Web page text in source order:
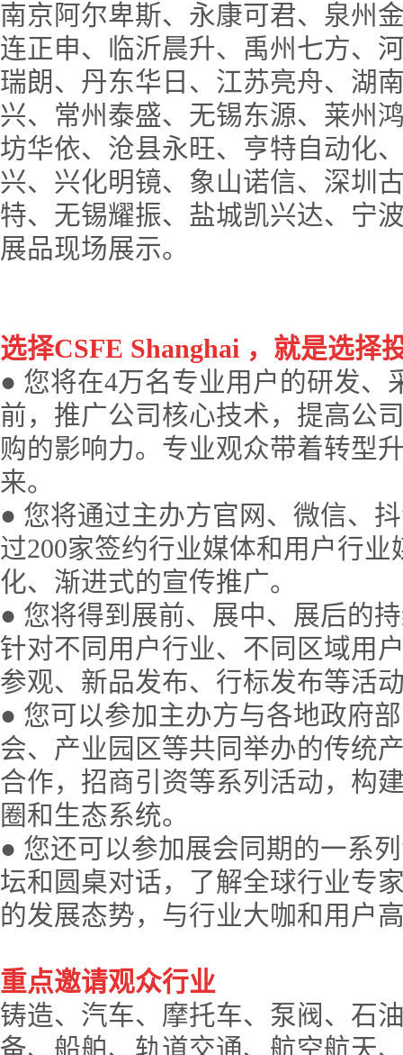
南京阿尔卑斯、永康可君、泉州
连正申、临沂晨升、禹州七方、
瑞朗、丹东华日、江苏亮舟、湖
兴、常州泰盛、无锡东源、莱州
坊华依、沧县永旺、亨特自动化
兴、兴化明镜、象山诺信、深圳
特、无锡耀振、盐城凯兴达、宁
展品现场展示。
选择CSFE Shanghai ，就是选择
● 您将在4万名专业用户的研发、
前，推广公司核心技术，提高公
购的影响力。专业观众带着转型
来。
● 您将通过主办方官网、微信、
过200家签约行业媒体和用户行
化、渐进式的宣传推广。
● 您将得到展前、展中、展后的
针对不同用户行业、不同区域用
参观、新品发布、行标发布等活
● 您可以参加主办方与各地政府
会、产业园区等共同举办的传统
合作，招商引资等系列活动，构
圈和生态系统。
● 您还可以参加展会同期的一系
坛和圆桌对话，了解全球行业专
的发展态势，与行业大咖和用户
重点邀请观众行业
铸造、汽车、摩托车、泵阀、石
备、船舶、轨道交通、航空航天